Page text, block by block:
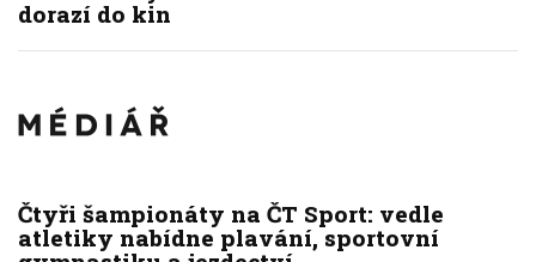
dorazí do kin
Čtyři šampionáty na ČT Sport: vedle
atletiky nabídne plavání, sportovní